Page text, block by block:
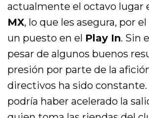
actualmente el octavo lugar
MX, lo que les asegura, por
un puesto en el Play In. Sin
pesar de algunos buenos
presión por parte de la
directivos ha sido
podría haber acelerado la